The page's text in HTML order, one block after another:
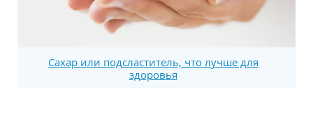
Сахар или подсластитель, что лучше для
здоровья